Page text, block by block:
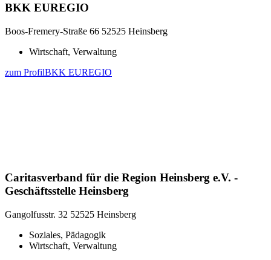
BKK EUREGIO
Boos-Fremery-Straße 66 52525 Heinsberg
Wirtschaft, Verwaltung
zum ProfilBKK EUREGIO
Caritasverband für die Region Heinsberg e.V. -
Geschäftsstelle Heinsberg
Gangolfusstr. 32 52525 Heinsberg
Soziales, Pädagogik
Wirtschaft, Verwaltung